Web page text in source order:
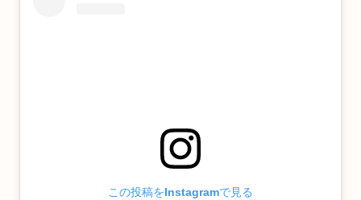
この投稿をInstagramで見る